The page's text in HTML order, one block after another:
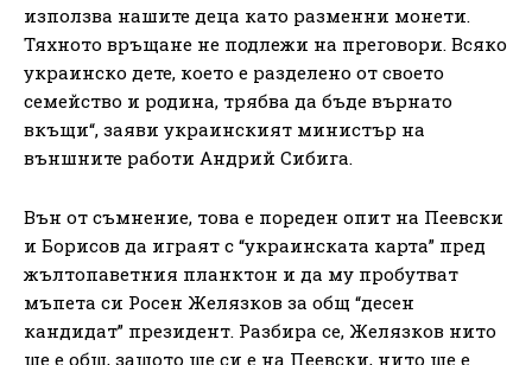
използва нашите деца като разменни монети.
Тяхното връщане не подлежи на преговори. Всяко
украинско дете, което е разделено от своето
семейство и родина, трябва да бъде върнато
вкъщи“, заяви украинският министър на
външните работи Андрий Сибига.
Вън от съмнение, това е пореден опит на Пеевски
и Борисов да играят с “украинската карта” пред
жълтопаветния планктон и да му пробутват
мъпета си Росен Желязков за общ “десен
кандидат” президент. Разбира се, Желязков нито
ще е общ, защото ще си е на Пеевски, нито ще е